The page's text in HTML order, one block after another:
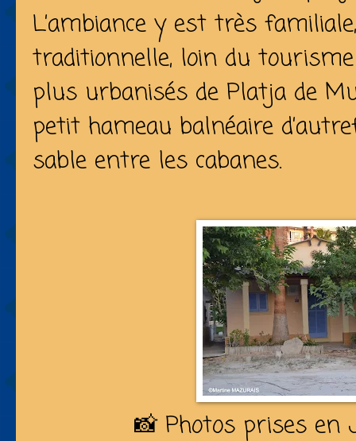
L’ambiance y est très
traditionnelle, loin du
plus urbanisés de Platja de
petit hameau balnéaire
sable entre les cabanes.
📸 Photos prises en